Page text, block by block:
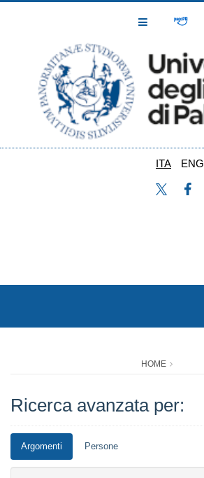
Toggle
ITA ENG
HOME
Ricerca avanzata per:
Argomenti Persone